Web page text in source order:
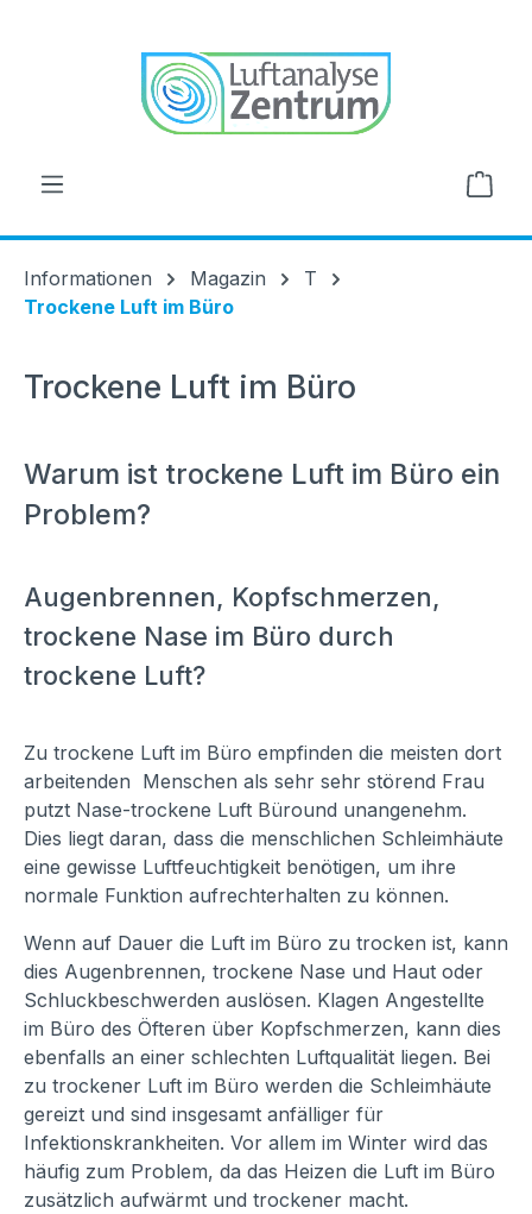
Informationen Magazin
T
Trockene Luft im Büro
Trockene Luft im Büro
Warum ist trockene Luft im Büro ein
Problem?
Augenbrennen, Kopfschmerzen,
trockene Nase im Büro durch
trockene Luft?
Zu trockene Luft im Büro empfinden die meisten dort
arbeitenden Menschen als sehr sehr störend Frau
putzt Nase-trockene Luft Büround unangenehm.
Dies liegt daran, dass die menschlichen Schleimhäute
eine gewisse Luftfeuchtigkeit benötigen, um ihre
normale Funktion aufrechterhalten zu können.
Wenn auf Dauer die Luft im Büro zu trocken ist, kann
dies Augenbrennen, trockene Nase und Haut oder
Schluckbeschwerden auslösen. Klagen Angestellte
im Büro des Öfteren über Kopfschmerzen, kann dies
ebenfalls an einer schlechten Luftqualität liegen. Bei
zu trockener Luft im Büro werden die Schleimhäute
gereizt und sind insgesamt anfälliger für
Infektionskrankheiten. Vor allem im Winter wird das
häufig zum Problem, da das Heizen die Luft im Büro
zusätzlich aufwärmt und trockener macht.